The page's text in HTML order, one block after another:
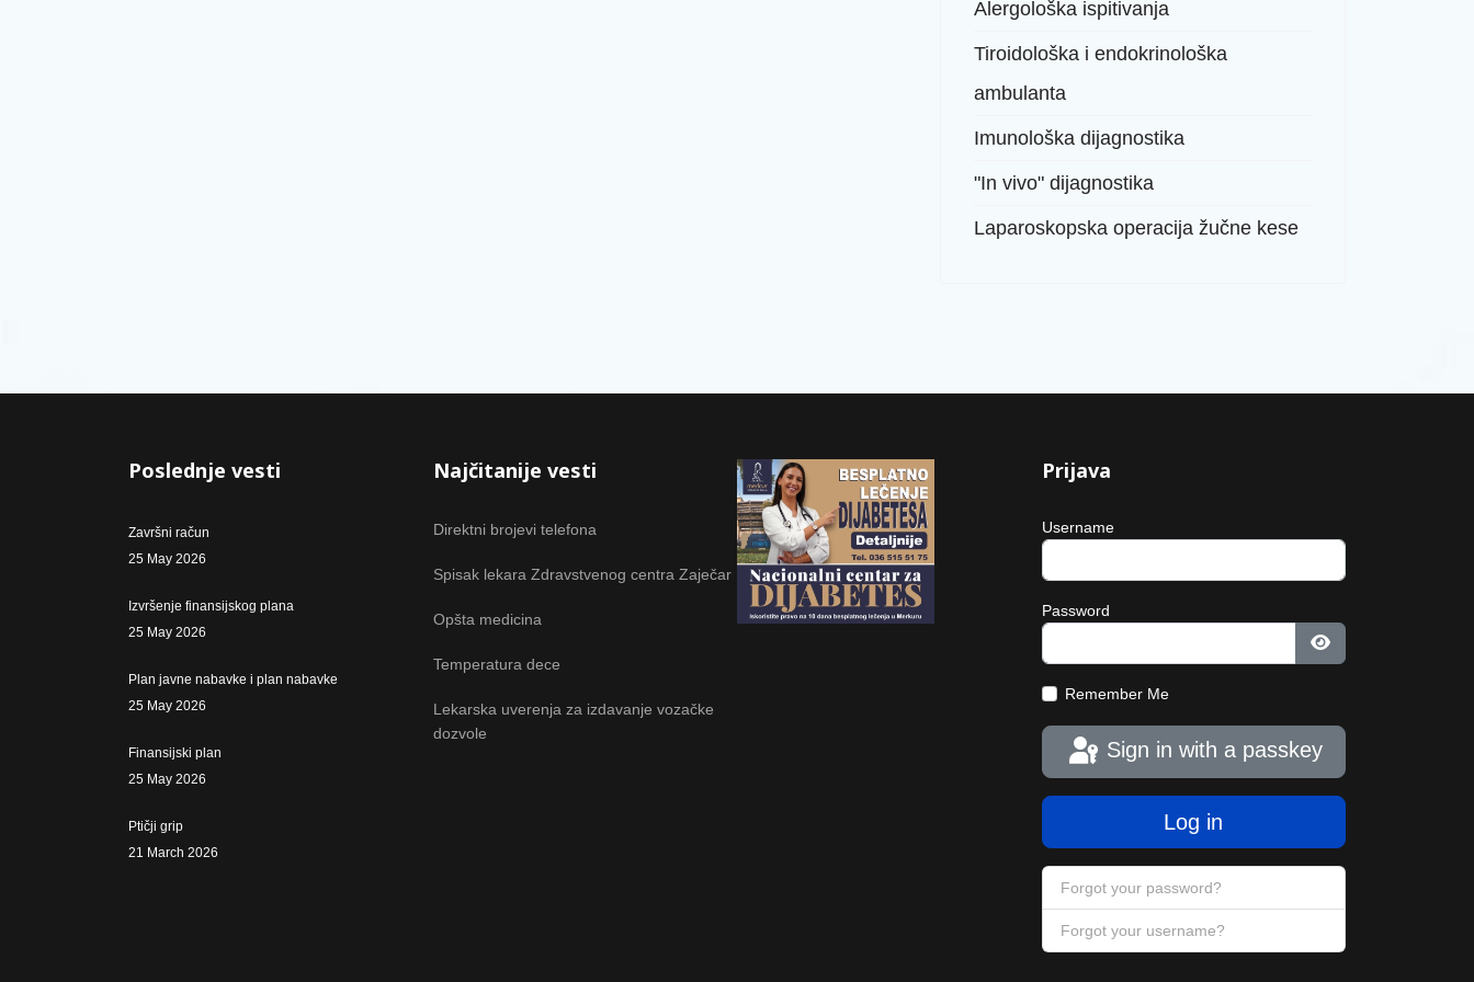
Alergološka ispitivanja
Tiroidološka i endokrinološka
ambulanta
Imunološka dijagnostika
"In vivo" dijagnostika
Laparoskopska operacija žučne kese
Poslednje vesti
Završni račun
25 May 2026
Izvršenje finansijskog plana
25 May 2026
Plan javne nabavke i plan nabavke
25 May 2026
Finansijski plan
25 May 2026
Ptičji grip
21 March 2026
Najčitanije vesti
Direktni brojevi telefona
Spisak lekara Zdravstvenog centra Zaječar
Opšta medicina
Temperatura dece
Lekarska uverenja za izdavanje vozačke
dozvole
Prijava
Username
Password
Show Password
Remember Me
Sign in with a passkey
Log in
Forgot your password?
Forgot your username?